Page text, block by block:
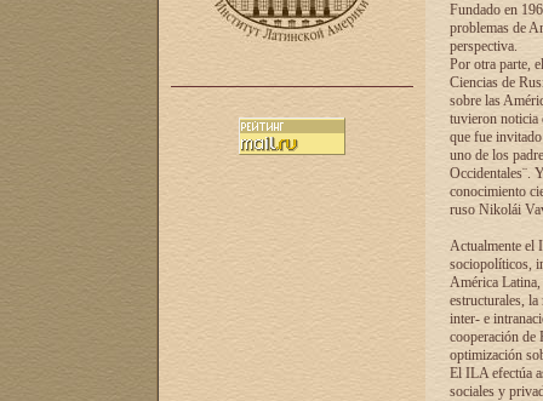
Fundado en
problemas de
perspectiva.
Por otra parte,
Ciencias de
sobre las
tuvieron noticia
que fue
uno de los
Occidentales¨.
conocimiento
ruso Nikolái
Actualmente el
sociopolíticos,
América Latina,
estructurales,
inter- e
cooperación de
optimización
El ILA efectúa
sociales y